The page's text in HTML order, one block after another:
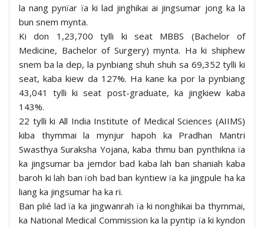
la nang pynïar ïa ki lad jinghikai ai jingsumar jong ka la
bun snem mynta.
Ki don 1,23,700 tylli ki seat MBBS (Bachelor of
Medicine, Bachelor of Surgery) mynta. Ha ki shiphew
snem ba la dep, la pynbiang shuh shuh sa 69,352 tylli ki
seat, kaba kiew da 127%. Ha kane ka por la pynbiang
43,041 tylli ki seat post-graduate, ka jingkiew kaba
143%.
22 tylli ki All India Institute of Medical Sciences (AIIMS)
kiba thymmai la mynjur hapoh ka Pradhan Mantri
Swasthya Suraksha Yojana, kaba thmu ban pynthikna ïa
ka jingsumar ba jemdor bad kaba lah ban shaniah kaba
baroh ki lah ban ïoh bad ban kyntiew ïa ka jingpule ha ka
liang ka jingsumar ha ka ri.
Ban plié lad ïa ka jingwanrah ïa ki nonghikai ba thymmai,
ka National Medical Commission ka la pyntip ïa ki kyndon